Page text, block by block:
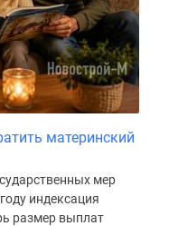
материнский
мер
индексация
размер выплат